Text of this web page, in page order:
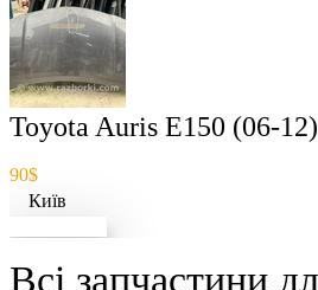
Toyota Auris E150 (06-
90$
Київ
Всі запчастини